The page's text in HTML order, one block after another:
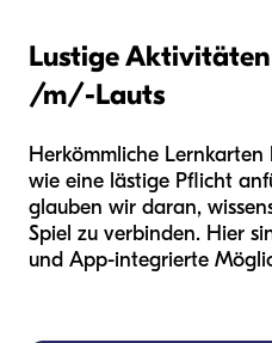
Lustige
/m/-Lauts
Herkömmliche
wie eine lästige Pflicht
glauben wir daran,
Spiel zu verbinden. Hier
und App-integrierte